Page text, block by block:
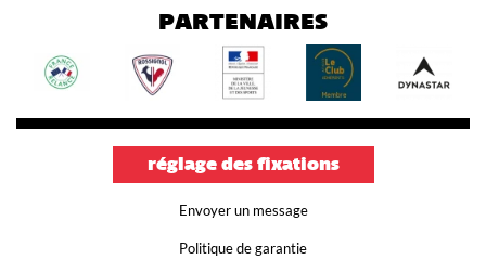
PARTENAIRES
réglage des fixations
Envoyer un message
Politique de garantie